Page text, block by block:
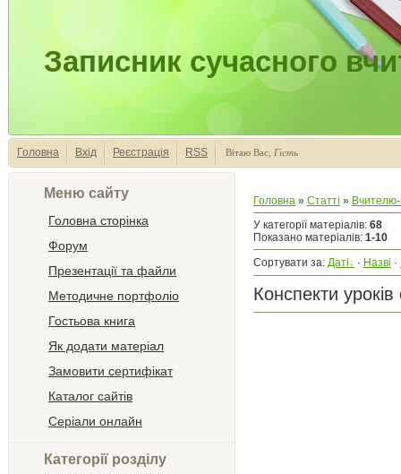
Записник сучасного
Головна Вхід Реєстрація RSS Вітаю Вас Гість
Меню сайту
Головна сторінка
Форум
Презентації та файли
Методичне портфоліо
Гостьова книга
Як додати матеріал
Замовити сертифікат
Каталог сайтів
Серіали онлайн
Категорії розділу
Головна » Статті »
У категорії матеріалів: 68
Показано матеріалів: 1-10
Сортувати за: Даті · Назві ·
Конспекти